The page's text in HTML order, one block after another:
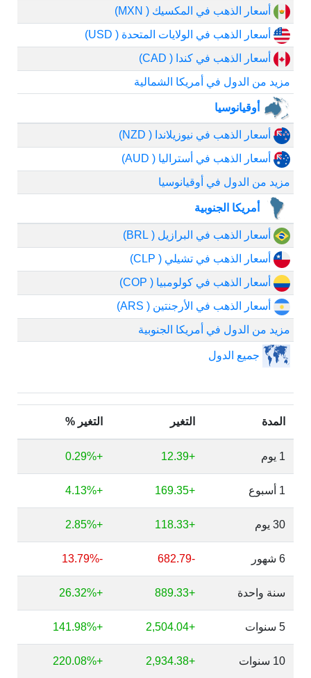
أسعار الذهب في المكسيك ( MXN)
أسعار الذهب في الولايات المتحدة ( USD)
أسعار الذهب في كندا ( CAD)
مزيد من الدول في أمريكا الشمالية
أوقيانوسيا
أسعار الذهب في نيوزيلاندا ( NZD)
أسعار الذهب في أستراليا ( AUD)
مزيد من الدول في أوقيانوسيا
أمريكا الجنوبية
أسعار الذهب في البرازيل ( BRL)
أسعار الذهب في تشيلي ( CLP)
أسعار الذهب في كولومبيا ( COP)
أسعار الذهب في الأرجنتين ( ARS)
مزيد من الدول في أمريكا الجنوبية
جميع الدول
المدة التغير التغير %
1 يوم +12.39
+0.29%
1 أسبوع +169.35
+4.13%
30 يوم +118.33
+2.85%
6 شهور -682.79
-13.79%
سنة واحدة +889.33
+26.32%
5 سنوات +2,504.04
+141.98%
10 سنوات +2,934.38
+220.08%